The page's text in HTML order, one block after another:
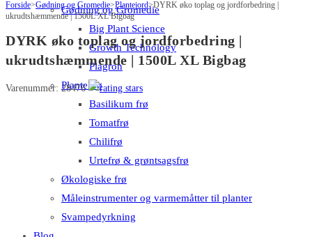
Gødning og Gromedie
Big Plant Science
Growth Technology
Plagron
PlanteFrø
Basilikum frø
Tomatfrø
Chilifrø
Urtefrø & grøntsagsfrø
Økologiske frø
Måleinstrumenter og varmemåtter til planter
Svampedyrkning
og
ukrudtshæmmende
|
Forside>Gødning og Gromedie>Plantejord>DYRK øko toplag og jordforbedring |
ukrudtshæmmende | 1500L XL Bigbag
DYRK øko toplag og jordforbedring |
ukrudtshæmmende | 1500L XL Bigbag
Varenummer: 28476